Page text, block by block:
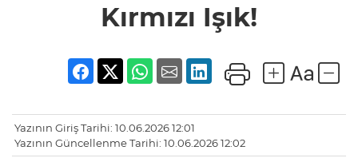
Kırmızı Işık!
Yazının Giriş Tarihi: 10.06.2026 12:01
Yazının Güncellenme Tarihi: 10.06.2026 12:02